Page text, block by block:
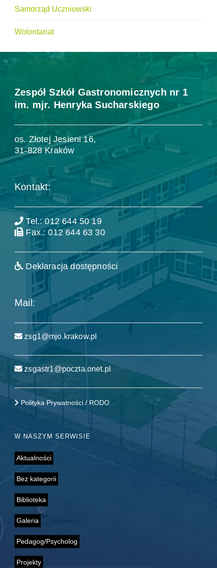
Samorząd Uczniowski
Wolontariat
Zespół Szkół Gastronomicznych nr 1
im. mjr. Henryka Sucharskiego
os. Złotej Jesieni 16,
31-828 Kraków
Kontakt:
Tel.: 012 644 50 19
Fax.: 012 644 63 30
Deklaracja dostępności
Mail:
zsg1@mjo.krakow.pl
zsgastr1@poczta.onet.pl
Polityka Prywatności / RODO
W NASZYM SERWISIE
Aktualności
Bez kategorii
Biblioteka
Galeria
Pedagog/Psycholog
Projekty